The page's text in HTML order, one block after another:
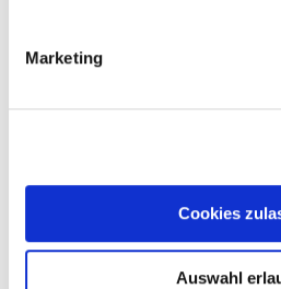
Marketing
Cookies
Auswahl